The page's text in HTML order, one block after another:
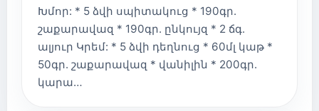
Խմոր: * 5 ձվի սպիտակուց * 190գր.
շաքարավազ * 190գր. ընկույզ * 2 ճգ.
ալյուր Կրեմ: * 5 ձվի դեղնուց * 60մլ կաթ *
50գր. շաքարավազ * վանիլին * 200գր.
կարա…